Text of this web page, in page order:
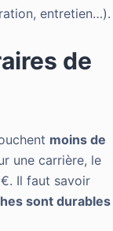
entretien…).
de
moins de
une carrière, le
Il faut savoir
sont durables